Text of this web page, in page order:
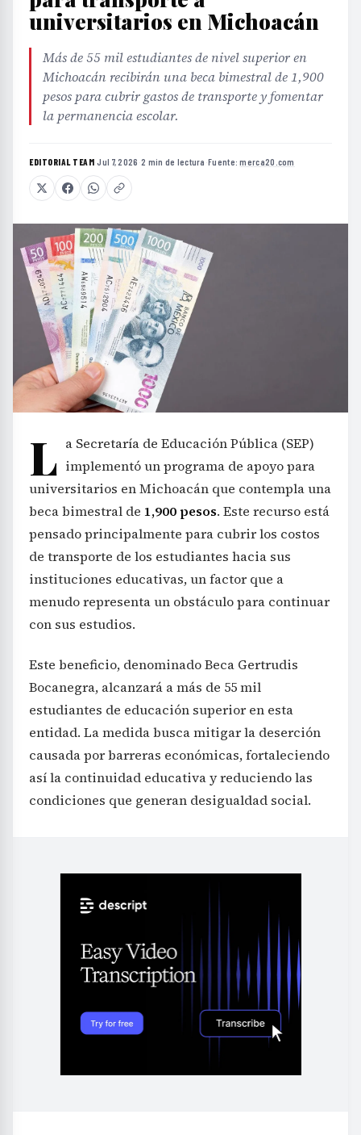
universitarios en Michoacán
Más de 55 mil estudiantes de nivel superior en
Michoacán recibirán una beca bimestral de 1,900
pesos para cubrir gastos de transporte y fomentar
la permanencia escolar.
EDITORIAL TEAM·Jul 7, 2026 ·2 min de lectura ·Fuente:merca20.com
L a Secretaría de Educación Pública (SEP)
implementó un programa de apoyo para
universitarios en Michoacán que contempla una
beca bimestral de 1,900 pesos. Este recurso está
pensado principalmente para cubrir los costos
de transporte de los estudiantes hacia sus
instituciones educativas, un factor que a
menudo representa un obstáculo para continuar
con sus estudios.
Este beneficio, denominado Beca Gertrudis
Bocanegra, alcanzará a más de 55 mil
estudiantes de educación superior en esta
entidad. La medida busca mitigar la deserción
causada por barreras económicas, fortaleciendo
así la continuidad educativa y reduciendo las
condiciones que generan desigualdad social.